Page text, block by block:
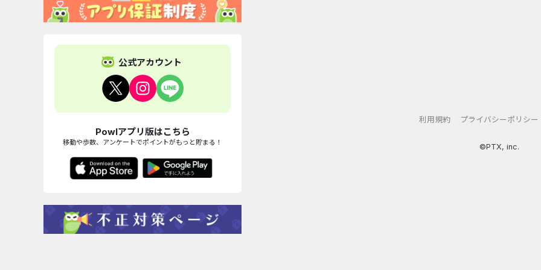
公式アカウント
Powlアプリ版はこちら
移動や歩数、アンケートでポイントがもっと貯まる！
利用規約 プライバシーポリシー
©PTX, inc.